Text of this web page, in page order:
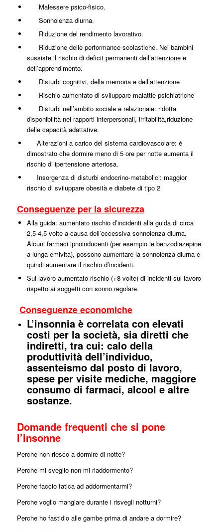
Malessere psico-fisico.
Sonnolenza diurna.
Riduzione del rendimento lavorativo.
Riduzione delle performance scolastiche. Nei bambini
sussiste il rischio di deficit permanenti dell’attenzione e
dell’apprendimento.
Disturbi cognitivi, della memoria e dell’attenzione
Rischio aumentato di sviluppare malattie psichiatriche
Disturbi nell’ambito sociale e relazionale: ridotta
disponibilità nei rapporti interpersonali, irritabilità,riduzione
delle capacità adattative.
Alterazioni a carico del sistema cardiovascolare: è
dimostrato che dormire meno di 5 ore per notte aumenta il
rischio di ipertensione arteriosa.
Insorgenza di disturbi endocrino-metabolici: maggior
rischio di sviluppare obesità e diabete di tipo 2
Conseguenze per la sicurezza
Alla guida: aumentato rischio d’incidenti alla guida di circa
2,5-4,5 volte a causa dell’eccessiva sonnolenza diurna.
Alcuni farmaci ipnoinducenti (per esempio le benzodiazepine
a lunga emivita), possono aumentare la sonnolenza diurna e
quindi aumentare il rischio d’incidenti.
Sul lavoro aumentato rischio (+8 volte) di incidenti sul lavoro
rispetto ai soggetti con sonno regolare.
Conseguenze economiche
L’insonnia è correlata con elevati
costi per la società, sia diretti che
indiretti, tra cui: calo della
produttività dell’individuo,
assenteismo dal posto di lavoro,
spese per visite mediche, maggiore
consumo di farmaci, alcool e altre
sostanze.
Domande frequenti che si pone
l’insonne
Perche non riesco a dormire di notte?
Perche mi sveglio non mi riaddormento?
Perche faccio fatica ad addormentarmi?
Perche voglio mangiare durante i risvegli notturni?
Perche ho fastidio alle gambe prima di andare a dormire?